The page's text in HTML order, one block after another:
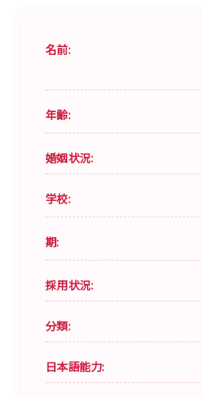
名前:
年齢:
婚姻状況:
学校:
期:
採用状況:
分類:
日本語能力: